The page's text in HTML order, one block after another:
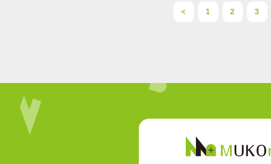
< 1 2 3